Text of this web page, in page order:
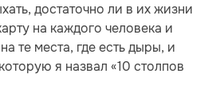
достаточно ли в их жизни
на каждого человека и
те места, где есть дыры, и
я назвал «10 столпов